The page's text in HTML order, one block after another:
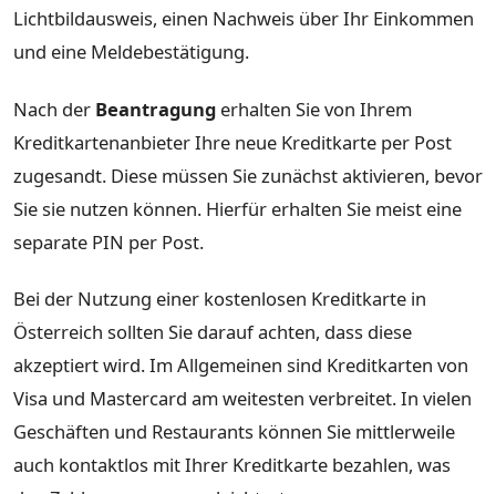
Lichtbildausweis, einen Nachweis über Ihr Einkommen
und eine Meldebestätigung.
Nach der Beantragung erhalten Sie von Ihrem
Kreditkartenanbieter Ihre neue Kreditkarte per Post
zugesandt. Diese müssen Sie zunächst aktivieren, bevor
Sie sie nutzen können. Hierfür erhalten Sie meist eine
separate PIN per Post.
Bei der Nutzung einer kostenlosen Kreditkarte in
Österreich sollten Sie darauf achten, dass diese
akzeptiert wird. Im Allgemeinen sind Kreditkarten von
Visa und Mastercard am weitesten verbreitet. In vielen
Geschäften und Restaurants können Sie mittlerweile
auch kontaktlos mit Ihrer Kreditkarte bezahlen, was